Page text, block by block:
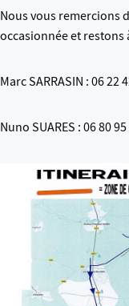
Nous vous remercions
occasionnée et
Marc SARRASIN : 06 22
Nuno SUARES : 06 80